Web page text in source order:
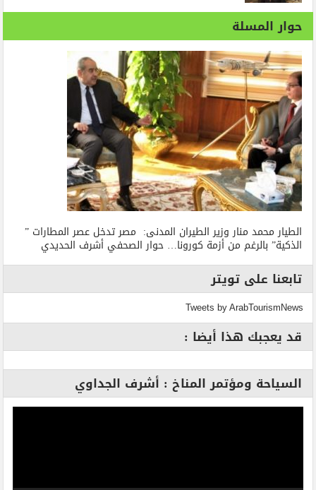
حوار المسلة
الطيار محمد منار وزير الطيران المدنى: مصر تدخل عصر المطارات ”
الذكية” بالرغم من أزمة كورونا… حوار الصحفي أشرف الحديدي
تابعنا على تويتر
Tweets by ArabTourismNews
قد يعجبك هذا أيضا :
السياحة ومؤتمر المناخ : أشرف الجداوي